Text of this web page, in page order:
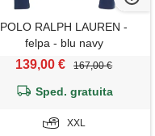
POLO RALPH LAUREN -
felpa - blu navy
139,00 € 167,00 €
Sped. gratuita
XXL